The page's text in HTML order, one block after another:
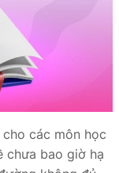
các môn học
chưa bao giờ hạ